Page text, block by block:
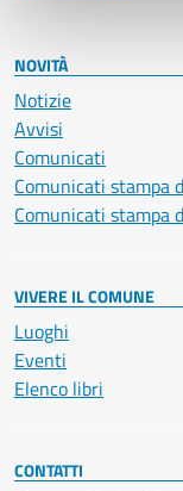
NOVITÀ
Notizie
Avvisi
Comunicati
Comunicati stampa
Comunicati stampa
VIVERE IL COMUNE
Luoghi
Eventi
Elenco libri
CONTATTI